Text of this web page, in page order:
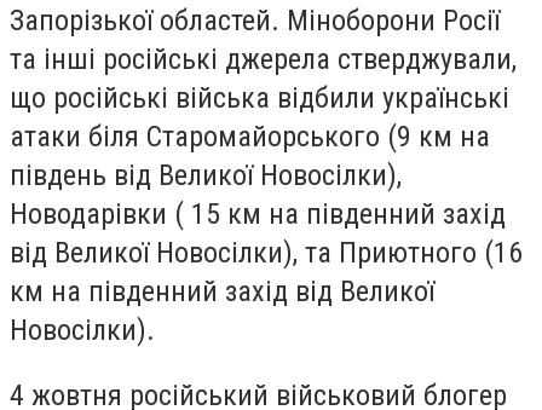
Запорізької областей. Міноборони Росії
та інші російські джерела стверджували,
що російські війська відбили українські
атаки біля Старомайорського (9 км на
південь від Великої Новосілки),
Новодарівки ( 15 км на південний захід
від Великої Новосілки), та Приютного (16
км на південний захід від Великої
Новосілки).
4 жовтня російський військовий блогер